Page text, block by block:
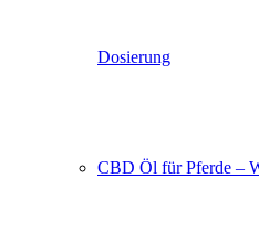
Dosierung
CBD Öl für Pferde –